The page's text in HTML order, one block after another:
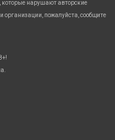
нарушают авторские
пожалуйста, сообщите